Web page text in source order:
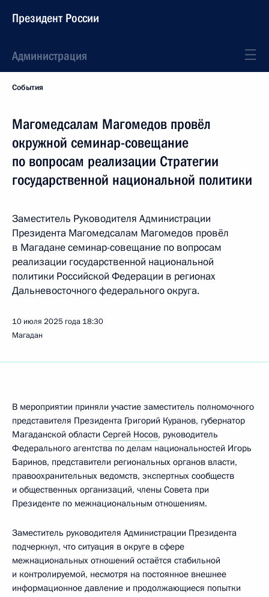
Президент России
Администрация
События
Магомедсалам Магомедов провёл
окружной семинар-совещание
по вопросам реализации Стратегии
государственной национальной политики
Заместитель Руководителя Администрации
Президента Магомедсалам Магомедов провёл
в Магадане семинар-совещание по вопросам
реализации государственной национальной
политики Российской Федерации в регионах
Дальневосточного федерального округа.
10 июля 2025 года 18:30
Магадан
В мероприятии приняли участие заместитель полномочного
представителя Президента Григорий Куранов, губернатор
Магаданской области Сергей Носов, руководитель
Федерального агентства по делам национальностей Игорь
Баринов, представители региональных органов власти,
правоохранительных ведомств, экспертных сообществ
и общественных организаций, члены Совета при
Президенте по межнациональным отношениям.
Заместитель руководителя Администрации Президента
подчеркнул, что ситуация в округе в сфере
межнациональных отношений остаётся стабильной
и контролируемой, несмотря на постоянное внешнее
информационное давление и продолжающиеся попытки